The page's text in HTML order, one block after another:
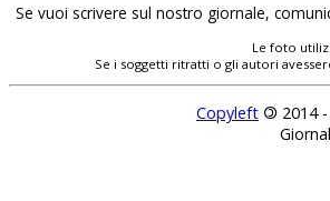
Se vuoi scrivere sul nostro giornale,
Le foto
Se i soggetti ritratti o gli autori
Copyleft © 2014